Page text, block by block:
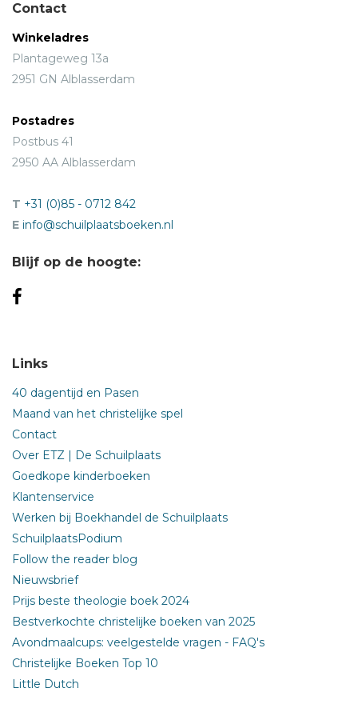
Contact
Winkeladres
Plantageweg 13a
2951 GN Alblasserdam
Postadres
Postbus 41
2950 AA Alblasserdam
T +31 (0)85 - 0712 842
E info@schuilplaatsboeken.nl
Blijf op de hoogte:
Links
40 dagentijd en Pasen
Maand van het christelijke spel
Contact
Over ETZ | De Schuilplaats
Goedkope kinderboeken
Klantenservice
Werken bij Boekhandel de Schuilplaats
SchuilplaatsPodium
Follow the reader blog
Nieuwsbrief
Prijs beste theologie boek 2024
Bestverkochte christelijke boeken van 2025
Avondmaalcups: veelgestelde vragen - FAQ's
Christelijke Boeken Top 10
Little Dutch